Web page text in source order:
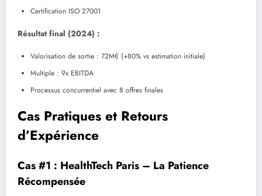
Certification ISO 27001
Résultat final (2024) :
Valorisation de sortie : 72M€ (+80% vs estimation initiale)
Multiple : 9x EBITDA
Processus concurrentiel avec 8 offres finales
Cas Pratiques et Retours
d’Expérience
Cas #1 : HealthTech Paris – La Patience
Récompensée